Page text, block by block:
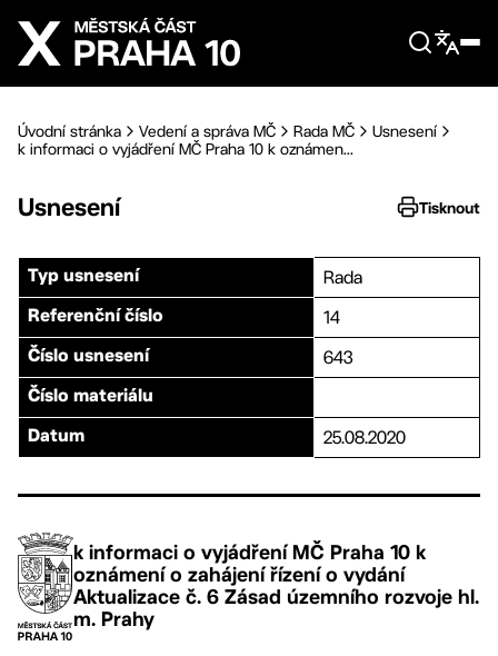
Přejít na hlavní obsah
Úvodní stránka Vedení a správa MČ Rada MČ
Usnesení
k informaci o vyjádření MČ Praha 10 k oznámen...
Usnesení Tisknout
Typ usnesení Rada
Referenční číslo 14
Číslo usnesení 643
Číslo materiálu
Datum 25.08.2020
k informaci o vyjádření MČ Praha 10 k
oznámení o zahájení řízení o vydání
Aktualizace č. 6 Zásad územního rozvoje hl.
m. Prahy